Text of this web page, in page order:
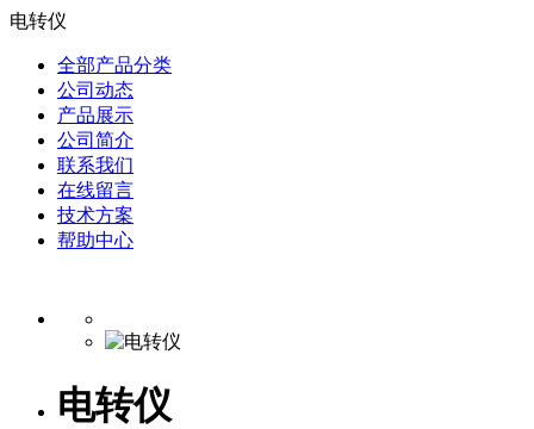
电转仪
全部产品分类
公司动态
产品展示
公司简介
联系我们
在线留言
技术方案
帮助中心
电转仪